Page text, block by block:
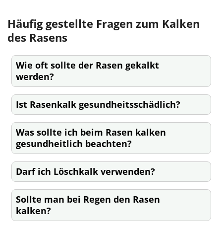
Häufig gestellte Fragen zum Kalken
des Rasens
Wie oft sollte der Rasen gekalkt
werden?
Ist Rasenkalk gesundheitsschädlich?
Was sollte ich beim Rasen kalken
gesundheitlich beachten?
Darf ich Löschkalk verwenden?
Sollte man bei Regen den Rasen
kalken?